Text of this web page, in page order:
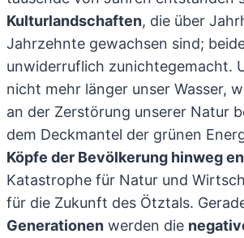
Kulturlandschaften, die über
Jahrzehnte gewachsen sind;
unwiderruflich zunichtegemacht.
nicht mehr länger unser Wasser,
an der Zerstörung unserer Natur
dem Deckmantel der grünen
Köpfe der Bevölkerung hinweg
Katastrophe für Natur und
für die Zukunft des Ötztals.
Generationen werden die